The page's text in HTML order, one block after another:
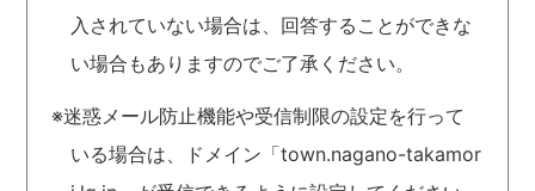
入されていない場合は、回答することができな
い場合もありますのでご了承ください。
※迷惑メール防止機能や受信制限の設定を行って
いる場合は、ドメイン「town.nagano-takamor